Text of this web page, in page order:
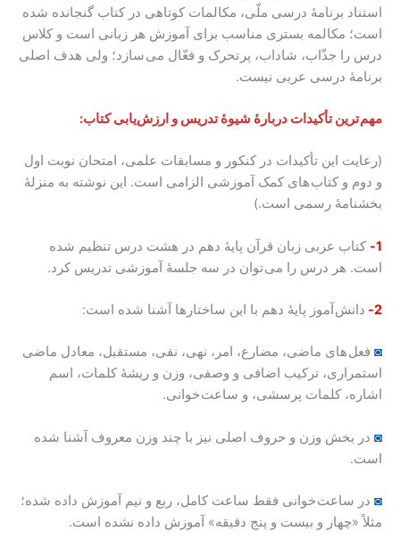
استناد برنامۀ درسی ملّی، مکالمات کوتاهی در کتاب گنجانده شده
است؛ مکالمه بستری مناسب برای آموزش هر زبانی است و کلاس
درس را جذّاب، شاداب، پر تحرک و فعّال می سازد؛ ولی هدف اصلی
برنامۀ درسی عربی نیست.
مهم ترین تأکیدات دربارۀ شیوۀ تدریس و ارزش‌یابی کتاب:
(رعایت این تأکیدات در کنکور و مسابقات علمی، امتحان نوبت اول
و دوم و کتاب های کمک آموزشی الزامی است. این نوشته به منزلۀ
بخشنامۀ رسمی است.)
1-
کتاب عربی زبان قرآن پایۀ دهم در هشت درس تنظیم شده
است. هر درس را می توان در سه جلسۀ آموزشی تدریس کرد.
2- دانش آموز پایۀ دهم با این ساختارها آشنا شده است:
◙ فعل های ماضی، مضارع، امر، نهی، نفی، مستقبل، معادل ماضی
استمراری، ترکیب اضافی و وصفی، وزن و ریشۀ کلمات، اسم
اشاره، کلمات پرسشی، و ساعت خوانی.
◙ در بخش وزن و حروف اصلی نیز با چند وزن معروف آشنا شده
است.
◙ در ساعت خوانی فقط ساعت کامل، ربع و نیم آموزش داده شده؛
مثلاً «چهار و بیست و پنج دقیقه» آموزش داده نشده است.